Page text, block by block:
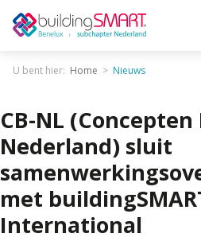
U bent hier: Home Nieuws
CB-NL
Nederland) sluit
met
International